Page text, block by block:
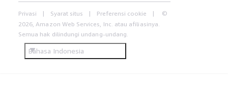
Privasi Syarat situs Preferensi cookie
©
2026, Amazon Web Services, Inc. atau afiliasinya.
Semua hak dilindungi undang-undang.
Bahasa Indonesia